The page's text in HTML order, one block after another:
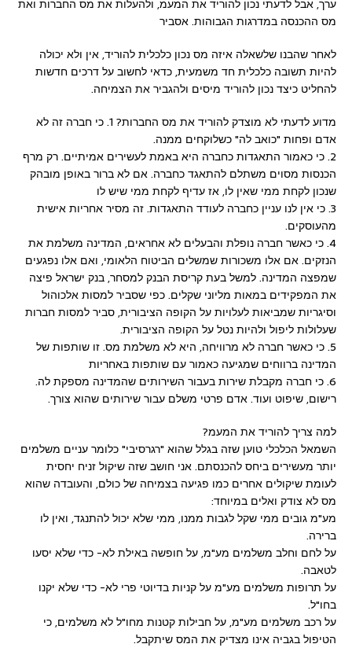
ערך, אבל לדעתי נכון להוריד את המעמ, ולהעלות את מס החברות ואת
מס ההכנסה במדרגות הגבוהות. אסביר
לאחר שהבנו שלשאלה איזה מס נכון כלכלית להוריד, אין ולא יכולה
להיות תשובה כלכלית חד משמעית, כדאי לחשוב על דרכים חדשות
להחליט כיצד נכון להוריד מיסים ולהגביר את הצמיחה.
מדוע לדעתי לא מוצדק להוריד את מס החברות? 1. כי חברה זה לא
אדם ופחות "כואב לה" כשלוקחים ממנה.
2. כי כאמור התאגדות כחברה היא באמת לעשירים אמיתיים. רק מרף
הכנסות מסוים משתלם להתאגד כחברה. אם לא ברור באופן מובהק
שנכון לקחת ממי שאין לו, אז עדיף לקחת ממי שיש לו
3. כי אין לנו עניין כחברה לעודד התאגדות. זה מסיר אחריות אישית
מהעוסקים.
4. כי כאשר חברה נופלת והבעלים לא אחראים, המדינה משלמת את
הנזקים. אם אלו משכורות שמשלים הביטוח הלאומי, ואם אלו נפגעים
שמפצה המדינה. למשל בעת קריסת הבנק למסחר, בנק ישראל פיצה
את המפקידים במאות מליוני שקלים. כפי שסביר למסות אלכוהול
וסיגריות שמביאות לעלויות על הקופה הציבורית, סביר למסות חברות
שעלולות ליפול ולהיות נטל על הקופה הציבורית.
5. כי כאשר חברה לא מרוויחה, היא לא משלמת מס. זו שותפות של
המדינה ברווחים שמגיעה כאמור עם שותפות באחריות
6. כי חברה מקבלת שירות בעבור השירותים שהמדינה מספקת לה.
רישום, שיפוט ועוד. אדם פרטי משלם עבור שירותים שהוא צורך.
למה צריך להוריד את המעמ?
השמאל הכלכלי טוען שזה בגלל שהוא "רגרסיבי" כלומר עניים משלמים
יותר מעשירים ביחס להכנסתם. אני חושב שזה שיקול זניח יחסית
לעומת שיקולים אחרים כמו פגיעה בצמיחה של כולם, והעובדה שהוא
מס לא צודק ואלים במיוחד:
מע"מ גובים ממי שקל לגבות ממנו, ממי שלא יכול להתנגד, ואין לו
ברירה.
על לחם וחלב משלמים מע"מ, על חופשה באילת לא- כדי שלא יסעו
לטאבה.
על תרופות משלמים מע"מ על קניות בדיוטי פרי לא- כדי שלא יקנו
בחו"ל.
על רכב משלמים מע"מ, על חבילות קטנות מחו"ל לא משלמים, כי
הטיפול בגביה אינו מצדיק את המס שיתקבל.